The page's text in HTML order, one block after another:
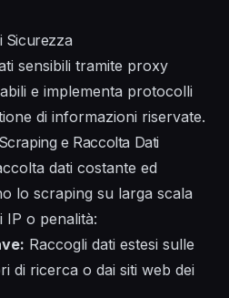
Sicurezza
sensibili tramite proxy
e implementa protocolli
di informazioni riservate.
e Raccolta Dati
dati costante ed
lo scraping su larga scala
IP o penalità:
Raccogli dati estesi sulle
di ricerca o dai siti web dei